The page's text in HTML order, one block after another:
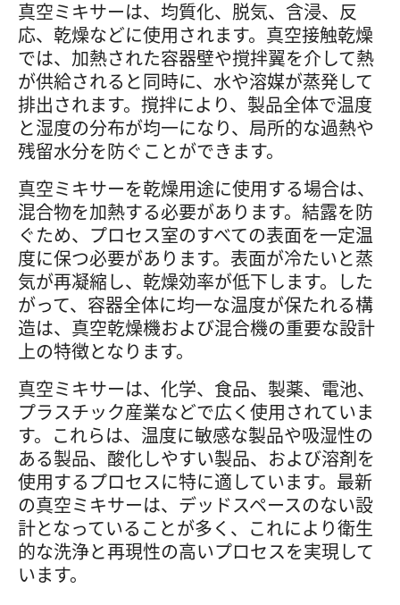
真空ミキサーは、均質化、脱気、含浸、反
応、乾燥などに使用されます。真空接触乾燥
では、加熱された容器壁や撹拌翼を介して熱
が供給されると同時に、水や溶媒が蒸発して
排出されます。撹拌により、製品全体で温度
と湿度の分布が均一になり、局所的な過熱や
残留水分を防ぐことができます。
真空ミキサーを乾燥用途に使用する場合は、
混合物を加熱する必要があります。結露を防
ぐため、プロセス室のすべての表面を一定温
度に保つ必要があります。表面が冷たいと蒸
気が再凝縮し、乾燥効率が低下します。した
がって、容器全体に均一な温度が保たれる構
造は、真空乾燥機および混合機の重要な設計
上の特徴となります。
真空ミキサーは、化学、食品、製薬、電池、
プラスチック産業などで広く使用されていま
す。これらは、温度に敏感な製品や吸湿性の
ある製品、酸化しやすい製品、および溶剤を
使用するプロセスに特に適しています。最新
の真空ミキサーは、デッドスペースのない設
計となっていることが多く、これにより衛生
的な洗浄と再現性の高いプロセスを実現して
います。